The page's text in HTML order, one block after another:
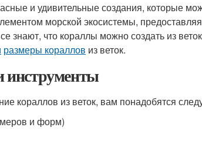
и удивительные создания, которые
морской экосистемы,
знают, что кораллы можно создать из
размеры кораллов из веток.
кораллов из веток, вам понадобятся
и форм)